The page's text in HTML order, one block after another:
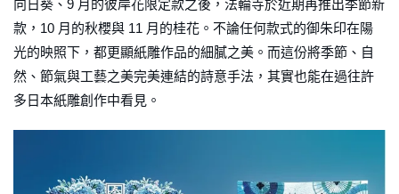
向日葵、9 月的彼岸花限定款之後，法輪寺於近期再推出季節新
款，10 月的秋櫻與 11 月的桂花。不論任何款式的御朱印在陽
光的映照下，都更顯紙雕作品的細膩之美。而這份將季節、自
然、節氣與工藝之美完美連結的詩意手法，其實也能在過往許
多日本紙雕創作中看見。